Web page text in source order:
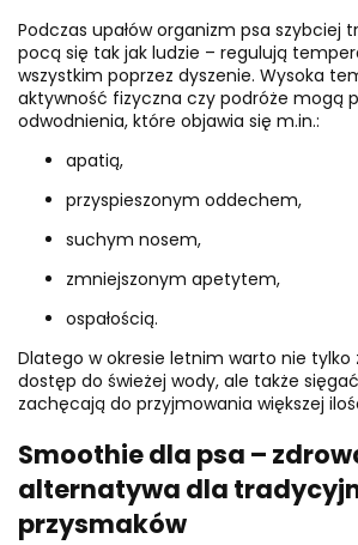
Podczas upałów organizm psa szybciej
pocą się tak jak ludzie – regulują
wszystkim poprzez dyszenie. Wysoka
aktywność fizyczna czy podróże mogą
odwodnienia, które objawia się m.in.:
apatią,
przyspieszonym oddechem,
suchym nosem,
zmniejszonym apetytem,
ospałością.
Dlatego w okresie letnim warto nie tylko
dostęp do świeżej wody, ale także
zachęcają do przyjmowania większej
Smoothie dla psa –
alternatywa dla
przysmaków